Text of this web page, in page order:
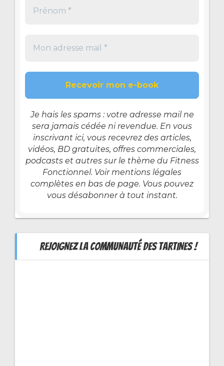
Je hais les spams : votre adresse mail ne
sera jamais cédée ni revendue. En vous
inscrivant ici, vous recevrez des articles,
vidéos, BD gratuites, offres commerciales,
podcasts et autres sur le thème du Fitness
Fonctionnel. Voir mentions légales
complètes en bas de page. Vous pouvez
vous désabonner à tout instant.
REJOIGNEZ LA COMMUNAUTÉ DES TARTINES !